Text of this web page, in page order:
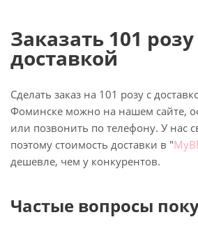
Заказать 101 розу
доставкой
Сделать заказ на 101 розу с
Фоминске можно на нашем сайте,
или позвонить по телефону. У нас
поэтому стоимость доставки в "
дешевле, чем у конкурентов.
Частые вопросы